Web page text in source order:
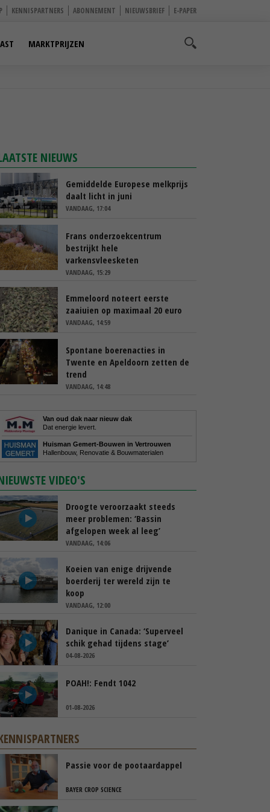
KENNISPARTNERS ABONNEMENT NIEUWSBRIEF E-PAPER
MARKTPRIJZEN
NIEUWS
Gemiddelde Europese melkprijs
daalt licht in juni
VANDAAG, 17:04
Frans onderzoekcentrum
bestrijkt hele
varkensvleesketen
VANDAAG, 15:29
Emmeloord noteert eerste
zaaiuien op maximaal 20 euro
VANDAAG, 14:59
Spontane boerenacties in
Twente en Apeldoorn zetten de
trend
VANDAAG, 14:48
Van oud dak naar nieuw dak
Dat energie levert.
Huisman Gemert-Bouwen in Vertrouwen
Hallenbouw, Renovatie & Bouwmaterialen
VIDEO'S
Droogte veroorzaakt steeds
meer problemen: ‘Bassin
afgelopen week al leeg’
VANDAAG, 14:06
Koeien van enige drijvende
boerderij ter wereld zijn te
koop
VANDAAG, 12:00
Danique in Canada: ‘Superveel
schik gehad tijdens stage’
04-08-2026
POAH!: Fendt 1042
01-08-2026
Passie voor de pootaardappel
BAYER CROP SCIENCE